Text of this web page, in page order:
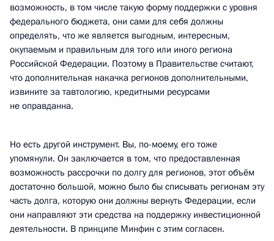
возможность, в том числе такую форму поддержки с уровня
федерального бюджета, они сами для себя должны
определять, что же является выгодным, интересным,
окупаемым и правильным для того или иного региона
Российской Федерации. Поэтому в Правительстве считают,
что дополнительная накачка регионов дополнительными,
извините за тавтологию, кредитными ресурсами
не оправданна.
Но есть другой инструмент. Вы, по-моему, его тоже
упомянули. Он заключается в том, что предоставленная
возможность рассрочки по долгу для регионов, этот объём
достаточно большой, можно было бы списывать регионам эту
часть долга, которую они должны вернуть Федерации, если
они направляют эти средства на поддержку инвестиционной
деятельности. В принципе Минфин с этим согласен.